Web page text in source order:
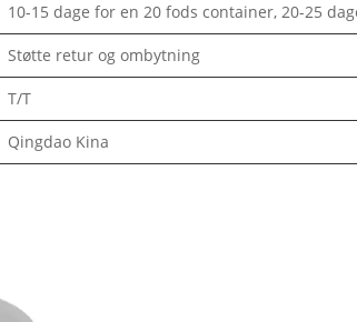
10-15 dage for en 20 fods container, 20-25
Støtte retur og ombytning
T/T
Qingdao Kina